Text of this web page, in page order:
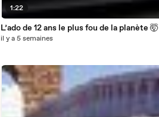
1:22
L’ado de 12 ans le plus fou de la planète 🤯
il y a 5 semaines